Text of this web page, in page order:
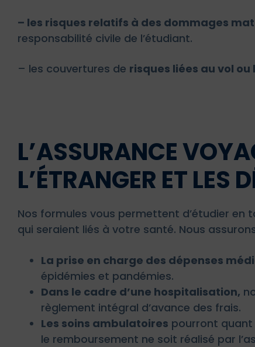
– les risques relatifs à des dommages
responsabilité civile de l’étudiant.
– les couvertures de risques liées au vol
L’ASSURANCE
L’ÉTRANGER ET LES
Nos formules vous permettent d’étudier en
qui seraient liés à votre santé. Nous
La prise en charge des dépenses
épidémies et pandémies.
Dans le cadre d’une hospitalisation,
règlement intégral d’avance des frais.
Les soins ambulatoires pourront quant
le remboursement ne soit réalisé par